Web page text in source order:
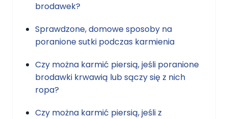
brodawek?
Sprawdzone, domowe sposoby na
poranione sutki podczas karmienia
Czy można karmić piersią, jeśli poranione
brodawki krwawią lub sączy się z nich
ropa?
Czy można karmić piersią, jeśli z